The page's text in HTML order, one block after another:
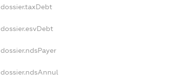
dossier.taxDebt
dossier.esvDebt
dossier.ndsPayer
dossier.ndsAnnul